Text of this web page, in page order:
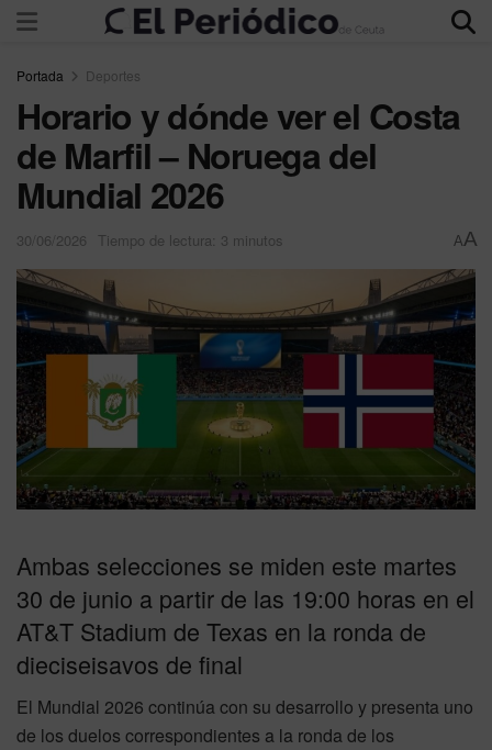
Portada Deportes
Horario y dónde ver el Costa
de Marfil – Noruega del
Mundial 2026
30/06/2026 Tiempo de lectura: 3 minutos AA
Ambas selecciones se miden este martes
30 de junio a partir de las 19:00 horas en el
AT&T Stadium de Texas en la ronda de
dieciseisavos de final
El Mundial 2026 continúa con su desarrollo y presenta uno
de los duelos correspondientes a la ronda de los